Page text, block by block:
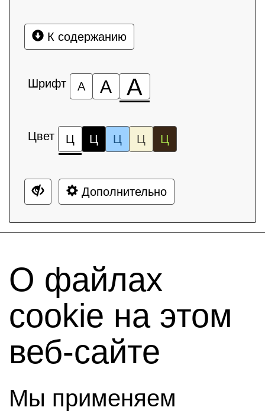
К содержанию
Шрифт А А А
Цвет Ц Ц Ц Ц Ц
Дополнительно
О файлах
cookie на этом
веб-сайте
Мы применяем